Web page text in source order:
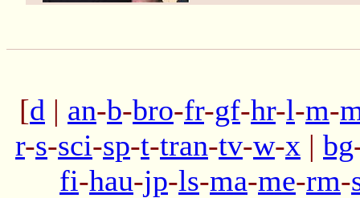
[d | an-b-bro-fr-gf-hr-l-m-
r-s-sci-sp-t-tran-tv-w-x | bg
fi-hau-jp-ls-ma-me-rm-